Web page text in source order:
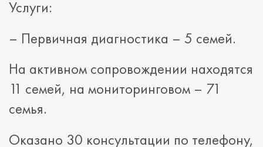
Услуги:
– Первичная диагностика – 5 семей.
На активном сопровождении находятся
11 семей, на мониторинговом – 71
семья.
Оказано 30 консультации по телефону,